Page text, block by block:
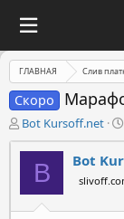
ГЛАВНАЯ Слив
Скоро
А
в
т
Bot Kursoff.net
B Bot